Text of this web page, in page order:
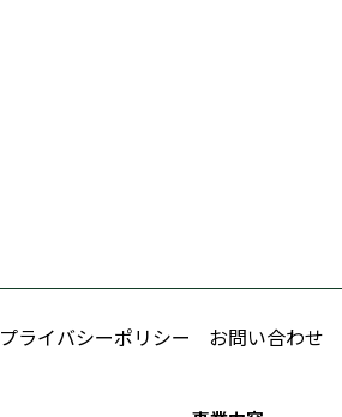
プライバシーポリシー お問い合わせ